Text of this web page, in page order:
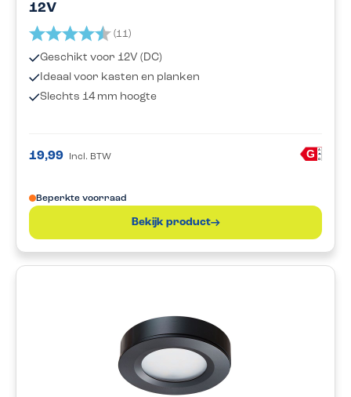
12V
Beoordeling: (11)
Geschikt voor 12V (DC)
Ideaal voor kasten en planken
Slechts 14 mm hoogte
19,99 Incl. BTW G A
G
Beperkte voorraad
Bekijk product